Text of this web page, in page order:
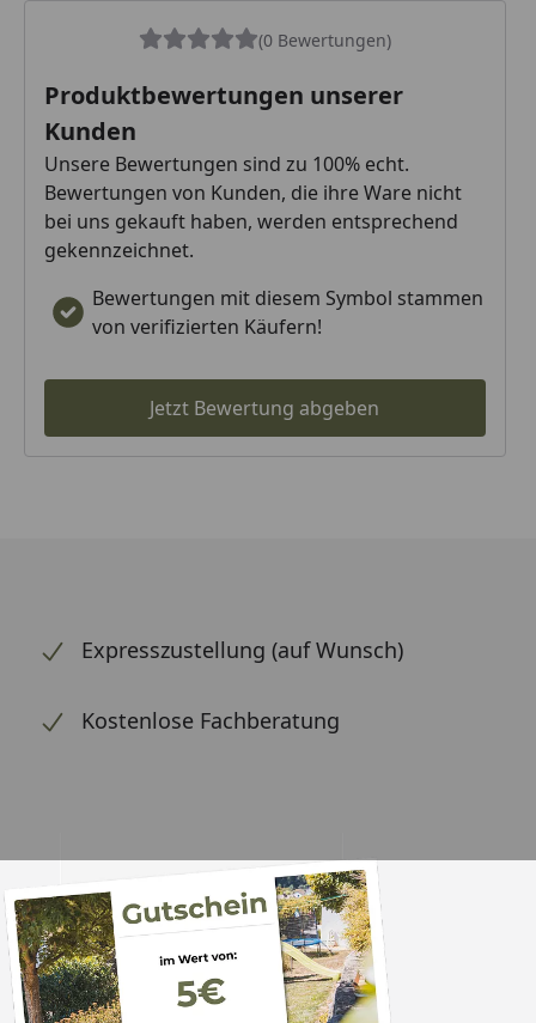
(0 Bewertungen)
Produktbewertungen unserer
Kunden
Unsere Bewertungen sind zu 100% echt.
Bewertungen von Kunden, die ihre Ware nicht
bei uns gekauft haben, werden entsprechend
gekennzeichnet.
Bewertungen mit diesem Symbol stammen
von verifizierten Käufern!
Jetzt Bewertung abgeben
Expresszustellung (auf Wunsch)
Kostenlose Fachberatung